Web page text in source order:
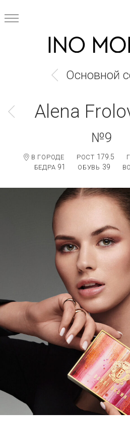
Основной
Alena
№9
В ГОРОДЕ РОСТ 179.5
БЕДРА 91 ОБУВЬ 39